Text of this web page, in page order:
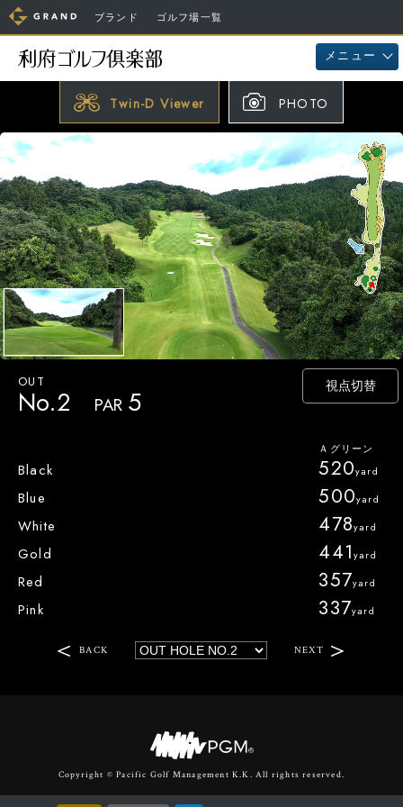
ブランド ゴルフ場一覧
メニュー
Twin-D Viewer PHOTO
視点切替
No.2 PAR 5
Black 520
Blue 500
White 478
Gold 441
Red 357
Pink 337
BACK NEXT
Copyright © Pacific Golf Management K.K. All rights reserved.